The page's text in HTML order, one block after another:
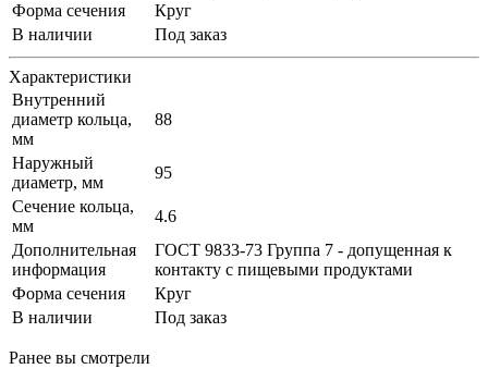
Форма сечения
Круг
В наличии
Под заказ
Характеристики
Внутренний
диаметр кольца,
мм
88
Наружный
диаметр, мм
95
Сечение кольца,
мм
4.6
Дополнительная
информация
ГОСТ 9833-73 Группа 7 - допущенная к
контакту с пищевыми продуктами
Форма сечения
Круг
В наличии
Под заказ
Ранее вы смотрели